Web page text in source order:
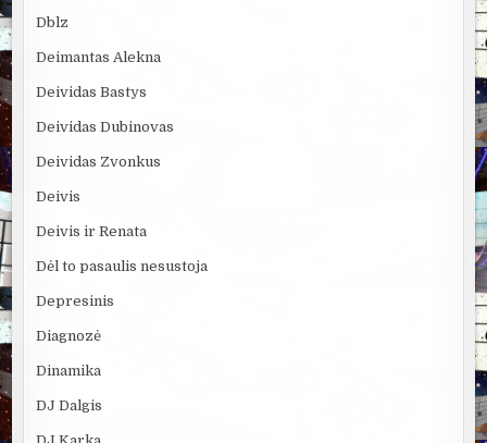
Dblz
Deimantas Alekna
Deividas Bastys
Deividas Dubinovas
Deividas Zvonkus
Deivis
Deivis ir Renata
Dėl to pasaulis nesustoja
Depresinis
Diagnozė
Dinamika
DJ Dalgis